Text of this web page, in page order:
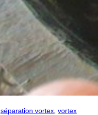
séparation vortex vortex